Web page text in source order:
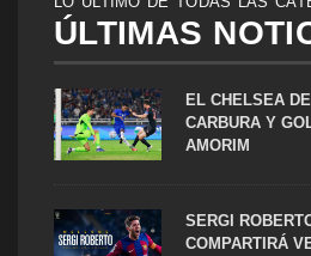
ÚLTIMAS
EL CHELSEA
CARBURA Y
AMORIM
SERGI
COMPARTIRÁ